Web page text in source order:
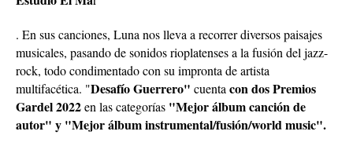
. En sus canciones, Luna nos lleva a recorrer diversos paisajes
musicales, pasando de sonidos rioplatenses a la fusión del jazz-
rock, todo condimentado con su impronta de artista
multifacética. "Desafío Guerrero" cuenta con dos Premios
Gardel 2022en las categorías "Mejor álbum canción de
autor" y "Mejor álbum instrumental/fusión/world music".